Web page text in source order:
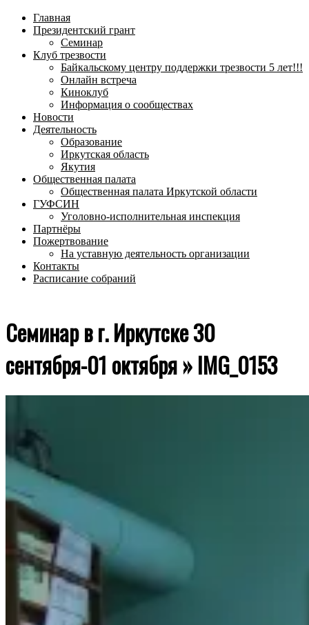
меню
Главная
Президентский грант
Семинар
Клуб трезвости
Байкальскому центру поддержки трезвости 5 лет!!!
Онлайн встреча
Киноклуб
Информация о сообществах
Новости
Деятельность
Образование
Иркутская область
Якутия
Общественная палата
Общественная палата Иркутской области
ГУФСИН
Уголовно-исполнительная инспекция
Партнёры
Пожертвование
На уставную деятельность организации
Контакты
Расписание собраний
Семинар в г. Иркутске 30
сентября-01 октября »IMG_0153